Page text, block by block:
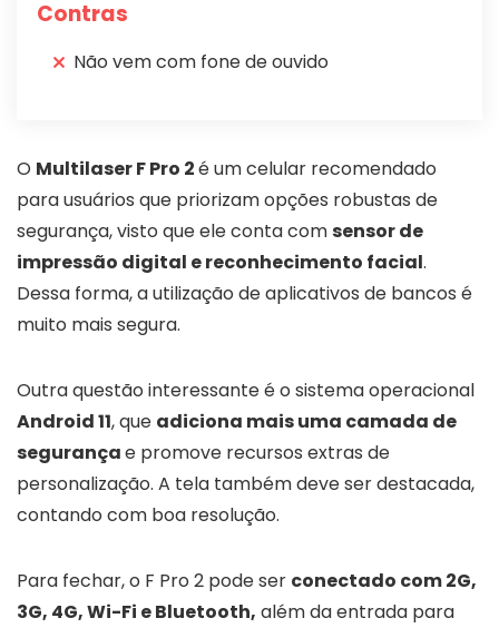
Contras
Não vem com fone de ouvido
O Multilaser F Pro 2é um celular recomendado
para usuários que priorizam opções robustas de
segurança, visto que ele conta comsensor de
impressão digital e reconhecimento facial.
Dessa forma, a utilização de aplicativos de bancos é
muito mais segura.
Outra questão interessante é o sistema operacional
Android 11, que adiciona mais uma camada de
segurançae promove recursos extras de
personalização. A tela também deve ser destacada,
contando com boa resolução.
Para fechar, o F Pro 2 pode ser conectado com 2G,
3G, 4G, Wi-Fi e Bluetooth, além da entrada para